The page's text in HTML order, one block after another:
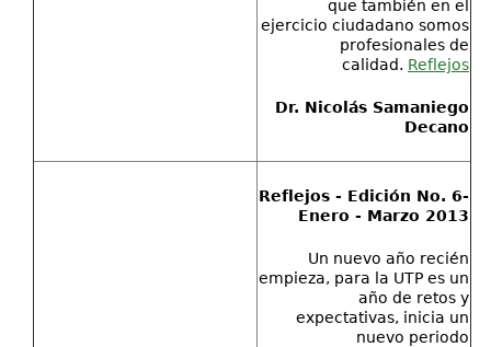
que también en el
ejercicio ciudadano somos
profesionales de
calidad. Reflejos
Dr. Nicolás Samaniego
Decano
Reflejos - Edición No. 6-
Enero - Marzo 2013
Un nuevo año recién
empieza, para la UTP es un
año de retos y
expectativas, inicia un
nuevo periodo